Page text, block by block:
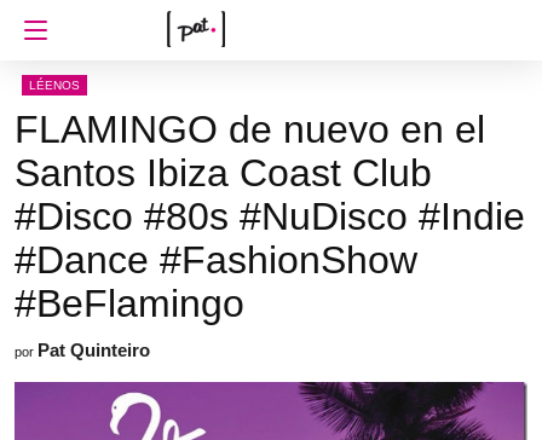
LÉENOS
FLAMINGO de nuevo en el
Santos Ibiza Coast Club
#Disco #80s #NuDisco #Indie
#Dance #FashionShow
#BeFlamingo
por Pat Quinteiro